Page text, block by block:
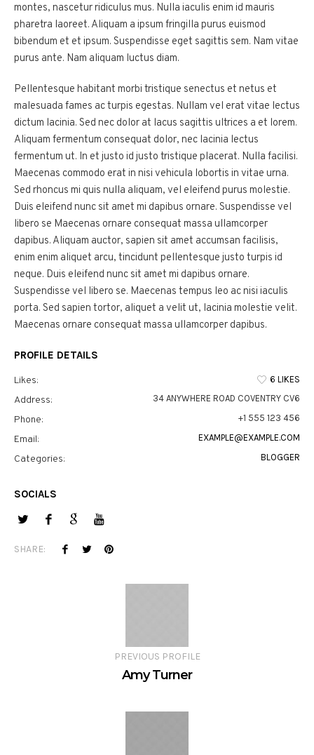
montes, nascetur ridiculus mus. Nulla iaculis enim id mauris
pharetra laoreet. Aliquam a ipsum fringilla purus euismod
bibendum et et ipsum. Suspendisse eget sagittis sem. Nam vitae
purus ante. Nam aliquam luctus diam.
Pellentesque habitant morbi tristique senectus et netus et
malesuada fames ac turpis egestas. Nullam vel erat vitae lectus
dictum lacinia. Sed nec dolor at lacus sagittis ultrices a et lorem.
Aliquam fermentum consequat dolor, nec lacinia lectus
fermentum ut. In et justo id justo tristique placerat. Nulla facilisi.
Maecenas commodo erat in nisi vehicula lobortis in vitae urna.
Sed rhoncus mi quis nulla aliquam, vel eleifend purus molestie.
Duis eleifend nunc sit amet mi dapibus ornare. Suspendisse vel
libero se Maecenas ornare consequat massa ullamcorper
dapibus. Aliquam auctor, sapien sit amet accumsan facilisis,
enim enim aliquet arcu, tincidunt pellentesque justo turpis id
neque. Duis eleifend nunc sit amet mi dapibus ornare.
Suspendisse vel libero se. Maecenas tempus leo ac nisi iaculis
porta. Sed sapien tortor, aliquet a velit ut, lacinia molestie velit.
Maecenas ornare consequat massa ullamcorper dapibus.
PROFILE DETAILS
Likes: 6 LIKES
Address: 34 ANYWHERE ROAD COVENTRY CV6
Phone: +1 555 123 456
Email: EXAMPLE@EXAMPLE.COM
Categories: BLOGGER
SOCIALS
SHARE:
PREVIOUS PROFILE
Amy Turner